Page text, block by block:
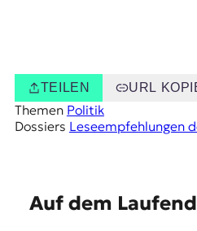
TEILEN URL
Themen Politik
Dossiers Leseempfehlungen
Auf dem